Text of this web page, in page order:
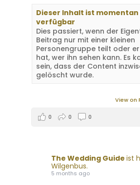
Dieser Inhalt ist
verfügbar
Dies passiert, wenn der
Beitrag nur mit einer kleinen
Personengruppe teilt oder
hat, wer ihn sehen kann. Es
sein, dass der Content
gelöscht wurde.
View on
0 0 0
The Wedding Guideist
Wilgenbus.
5 months ago